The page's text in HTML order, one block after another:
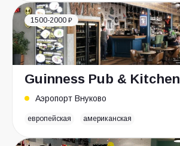
1500-2000 ₽
Guinness Pub & Kitchen
Аэропорт Внуково
европейская американская